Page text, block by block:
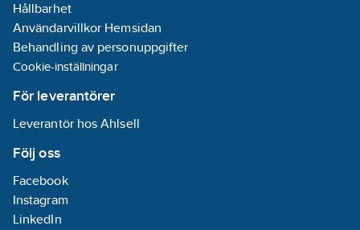
Hållbarhet
Användarvillkor Hemsidan
Behandling av personuppgifter
Cookie-inställningar
För leverantörer
Leverantör hos Ahlsell
Följ oss
Facebook
Instagram
LinkedIn